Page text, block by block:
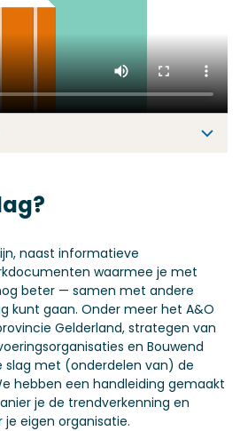
naast informatieve
waarmee je met
beter — samen met andere
kunt gaan. Onder meer het A&O
Gelderland, strategen van
en Bouwend
slag met (onderdelen van) de
hebben een handleiding gemaakt
je de trendverkenning en
je eigen organisatie.